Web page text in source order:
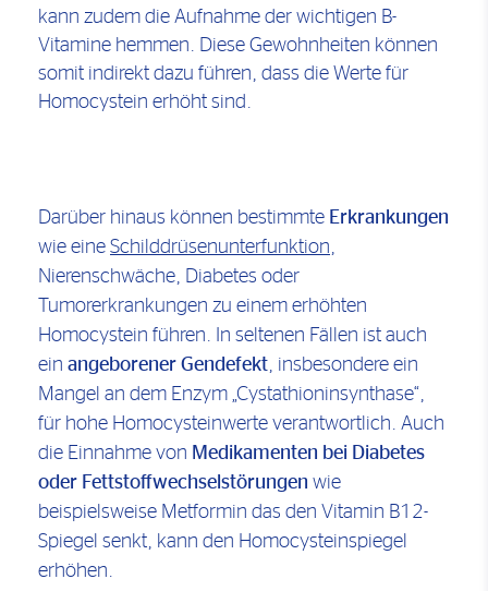
kann zudem die Aufnahme der wichtigen B-
Vitamine hemmen. Diese Gewohnheiten können
somit indirekt dazu führen, dass die Werte für
Homocystein erhöht sind.
Darüber hinaus können bestimmte Erkrankungen
wie eine Schilddrüsenunterfunktion,
Nierenschwäche, Diabetes oder
Tumorerkrankungen zu einem erhöhten
Homocystein führen. In seltenen Fällen ist auch
ein angeborener Gendefekt, insbesondere ein
Mangel an dem Enzym „Cystathioninsynthase“,
für hohe Homocysteinwerte verantwortlich. Auch
die Einnahme von Medikamenten bei Diabetes
oder Fettstoffwechselstörungen wie
beispielsweise Metformin das den Vitamin B12-
Spiegel senkt, kann den Homocysteinspiegel
erhöhen.